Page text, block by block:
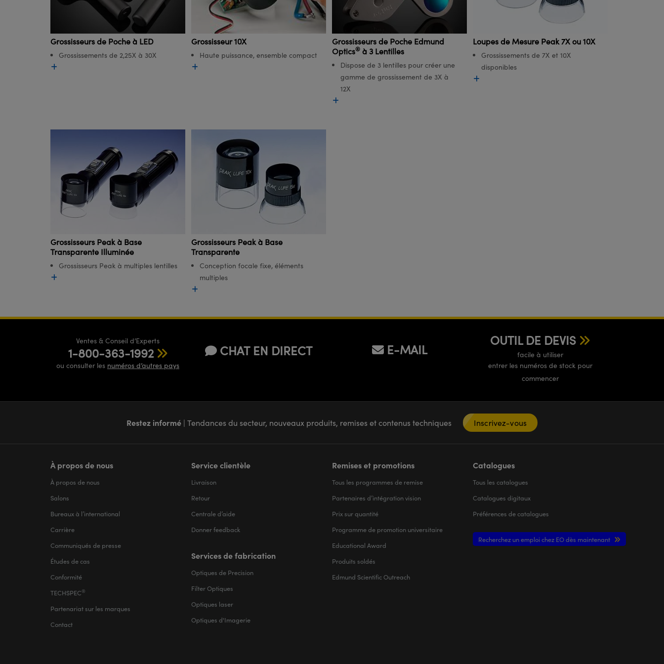
Grossisseurs de Poche à LED
Grossissements de 2,25X à 30X
Grossisseur 10X
Haute puissance, ensemble compact
Grossisseurs de Poche Edmund
Optics® à 3 Lentilles
Dispose de 3 lentilles pour créer une
gamme de grossissement de 3X à
12X
Loupes de Mesure Peak 7X ou 10X
Grossissements de 7X et 10X
disponibles
Grossisseurs Peak à Base
Transparente Illuminée
Grossisseurs Peak à multiples lentilles
Grossisseurs Peak à Base
Transparente
Conception focale fixe, éléments
multiples
Ventes & Conseil d’Experts
1-800-363-1992
ou consulter les numéros d’autres pays
CHAT EN DIRECT E-MAIL
OUTIL DE DEVIS
facile à utiliser
entrer les numéros de stock pour
commencer
Restez informé | Tendances du secteur, nouveaux produits, remises et contenus techniques Inscrivez-vous
À propos de nous
À propos de nous
Salons
Bureaux à l’international
Carrière
Communiqués de presse
Études de cas
Conformité
TECHSPEC®
Partenariat sur les marques
Contact
Service clientèle
Livraison
Retour
Centrale d’aide
Donner feedback
Services de fabrication
Optiques de Precision
Filter Optiques
Optiques laser
Optiques d'Imagerie
Remises et promotions
Tous les programmes de remise
Partenaires d’intégration vision
Prix sur quantité
Programme de promotion universitaire
Educational Award
Produits soldés
Edmund Scientific Outreach
Catalogues
Tous les catalogues
Catalogues digitaux
Préférences de catalogues
Recherchez un emploi chez EO dès maintenant